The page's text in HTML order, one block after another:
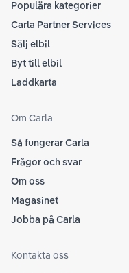
Populära kategorier
Carla Partner Services
Sälj elbil
Byt till elbil
Laddkarta
Om Carla
Så fungerar Carla
Frågor och svar
Om oss
Magasinet
Jobba på Carla
Kontakta oss